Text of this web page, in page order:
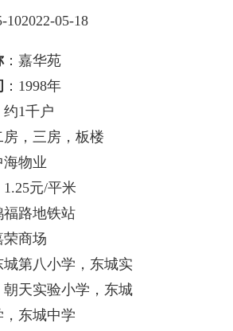
102022-05-18
：嘉华苑
：1998年
约1千户
房，三房，板楼
海物业
1.25元/平米
福路地铁站
荣商场
城第八小学，东城实
朝天实验小学，东城
，东城中学